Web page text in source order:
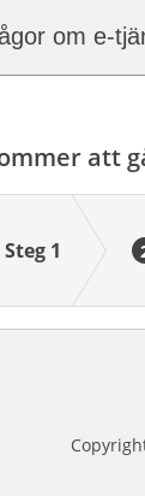
om e-
att
Steg 1